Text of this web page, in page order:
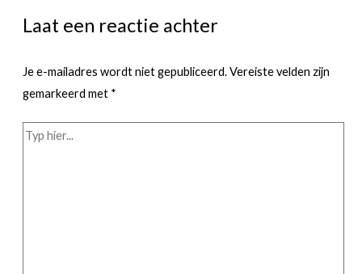
Laat een reactie achter
Je e-mailadres wordt niet gepubliceerd.Vereiste velden zijn
gemarkeerd met *
Typ